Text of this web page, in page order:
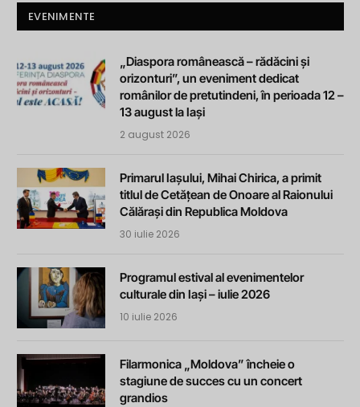
EVENIMENTE
„Diaspora românească – rădăcini și
orizonturi”, un eveniment dedicat
românilor de pretutindeni, în perioada 12 –
13 august la Iași
2 august 2026
Primarul Iașului, Mihai Chirica, a primit
titlul de Cetățean de Onoare al Raionului
Călărași din Republica Moldova
30 iulie 2026
Programul estival al evenimentelor
culturale din Iași – iulie 2026
10 iulie 2026
Filarmonica „Moldova” încheie o
stagiune de succes cu un concert
grandios